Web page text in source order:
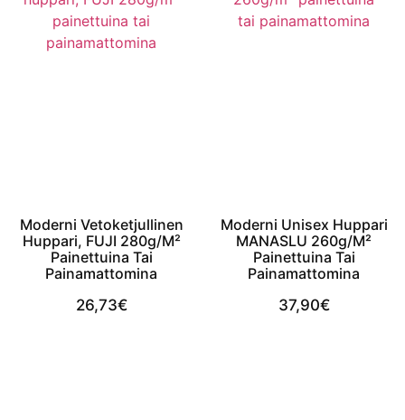
Moderni Vetoketjullinen
Huppari, FUJI 280g/m²
Painettuina Tai
Painamattomina
26,73€
Moderni Unisex Huppari
MANASLU 260g/m²
Painettuina Tai
Painamattomina
37,90€